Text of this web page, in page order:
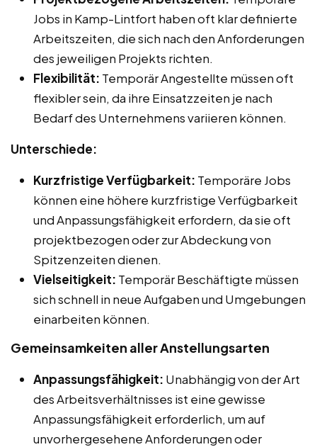
Jobs in Kamp-Lintfort haben oft klar definierte
Arbeitszeiten, die sich nach den Anforderungen
des jeweiligen Projekts richten.
Flexibilität: Temporär Angestellte müssen oft
flexibler sein, da ihre Einsatzzeiten je nach
Bedarf des Unternehmens variieren können.
Unterschiede:
Kurzfristige Verfügbarkeit: Temporäre Jobs
können eine höhere kurzfristige Verfügbarkeit
und Anpassungsfähigkeit erfordern, da sie oft
projektbezogen oder zur Abdeckung von
Spitzenzeiten dienen.
Vielseitigkeit: Temporär Beschäftigte müssen
sich schnell in neue Aufgaben und Umgebungen
einarbeiten können.
Gemeinsamkeiten aller Anstellungsarten
Anpassungsfähigkeit: Unabhängig von der Art
des Arbeitsverhältnisses ist eine gewisse
Anpassungsfähigkeit erforderlich, um auf
unvorhergesehene Anforderungen oder